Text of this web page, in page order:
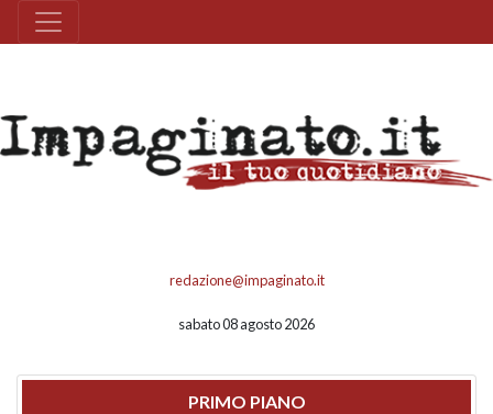
redazione@impaginato.it
sabato 08 agosto 2026
PRIMO PIANO